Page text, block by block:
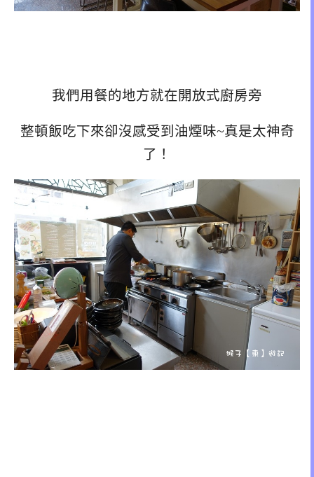
我們用餐的地方就在開放式廚房旁
整頓飯吃下來卻沒感受到油煙味~真是太神奇
了！